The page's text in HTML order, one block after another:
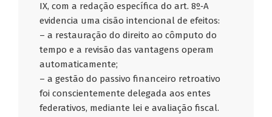
IX, com a redação específica do art. 8º‑A
evidencia uma cisão intencional de efeitos:
– a restauração do direito ao cômputo do
tempo e a revisão das vantagens operam
automaticamente;
– a gestão do passivo financeiro retroativo
foi conscientemente delegada aos entes
federativos, mediante lei e avaliação fiscal.